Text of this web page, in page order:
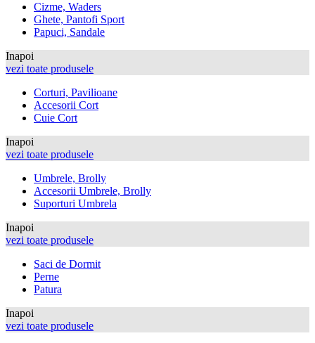
Cizme, Waders
Ghete, Pantofi Sport
Papuci, Sandale
Inapoi
vezi toate produsele
Corturi, Pavilioane
Accesorii Cort
Cuie Cort
Inapoi
vezi toate produsele
Umbrele, Brolly
Accesorii Umbrele, Brolly
Suporturi Umbrela
Inapoi
vezi toate produsele
Saci de Dormit
Perne
Patura
Inapoi
vezi toate produsele